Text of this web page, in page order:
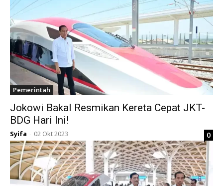
Pemerintah
Jokowi Bakal Resmikan Kereta Cepat JKT-
BDG Hari Ini!
Syifa - 02 Okt 2023 0